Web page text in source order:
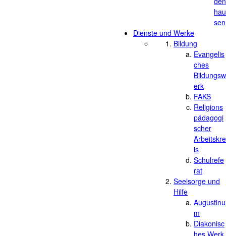
hau
sen
Dienste und Werke
Bildung
Evangelis
ches
Bildungsw
erk
FAKS
Religions
pädagogi
scher
Arbeitskre
is
Schulrefe
rat
Seelsorge und
Hilfe
Augustinu
m
Diakonisc
hes Werk